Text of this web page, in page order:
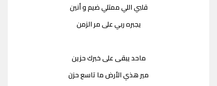
قلبي اللي ممتلي ضيم و أنين
يجبره ربي على مر الزمن
ماحد يبقى على خبرك حزين
مير هذي الأرض ما تاسع حزن